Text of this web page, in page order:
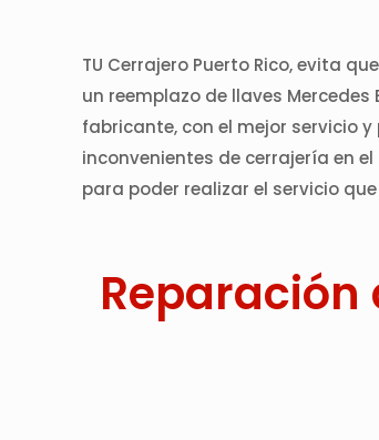
TU Cerrajero Puerto Rico, evita
un reemplazo de llaves
fabricante, con el mejor servicio
inconvenientes de cerrajería en
para poder realizar el servicio
Reparación